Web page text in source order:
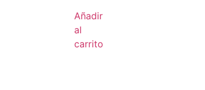
Añadir
al
carrito